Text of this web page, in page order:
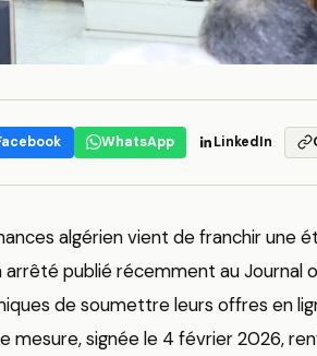
WhatsApp LinkedIn
algérien vient de franchir une
arrêté publié récemment au Journal
de soumettre leurs offres en
mesure, signée le 4 février 2026,